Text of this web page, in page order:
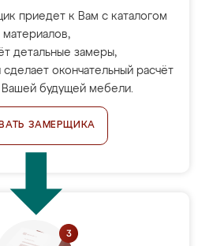
приедет к Вам с каталогом
материалов,
детальные замеры,
окончательный расчёт
Вашей будущей мебели.
ЗАМЕРЩИКА